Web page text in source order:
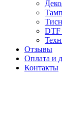
DTF
Отзывы
Оплата и
Контакты